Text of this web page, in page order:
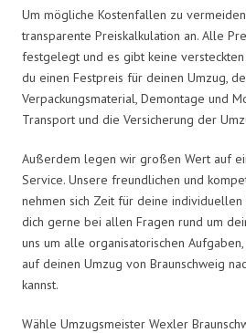
Um mögliche Kostenfallen zu
transparente Preiskalkulation an. Alle
festgelegt und es gibt keine versteckten
du einen Festpreis für deinen Umzug,
Verpackungsmaterial, Demontage und
Transport und die Versicherung der
Außerdem legen wir großen Wert auf
Service. Unsere freundlichen und
nehmen sich Zeit für deine
dich gerne bei allen Fragen rund um
uns um alle organisatorischen
auf deinen Umzug von Braunschweig
kannst.
Wähle Umzugsmeister Wexler